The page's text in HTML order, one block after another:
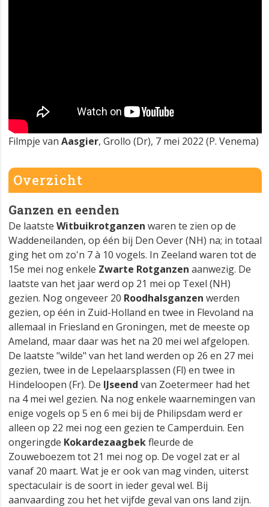
Filmpje van Aasgier, Grollo (Dr), 7 mei 2022 (P. Venema)
Overzicht
Ganzen en eenden
De laatste Witbuikrotganzen waren te zien op de
Waddeneilanden, op één bij Den Oever (NH) na; in totaal
ging het om zo'n 7 à 10 vogels. In Zeeland waren tot de
15e mei nog enkele Zwarte Rotganzen aanwezig. De
laatste van het jaar werd op 21 mei op Texel (NH)
gezien. Nog ongeveer 20 Roodhalsganzen werden
gezien, op één in Zuid-Holland en twee in Flevoland na
allemaal in Friesland en Groningen, met de meeste op
Ameland, maar daar was het na 20 mei wel afgelopen.
De laatste "wilde" van het land werden op 26 en 27 mei
gezien, twee in de Lepelaarsplassen (Fl) en twee in
Hindeloopen (Fr). De IJseend van Zoetermeer had het
na 4 mei wel gezien. Na nog enkele waarnemingen van
enige vogels op 5 en 6 mei bij de Philipsdam werd er
alleen op 22 mei nog een gezien te Camperduin. Een
ongeringde Kokardezaagbekfleurde de
Zouweboezem tot 21 mei nog op. De vogel zat er al
vanaf 20 maart. Wat je er ook van mag vinden, uiterst
spectaculair is de soort in ieder geval wel. Bij
aanvaarding zou het het vijfde geval van ons land zijn.